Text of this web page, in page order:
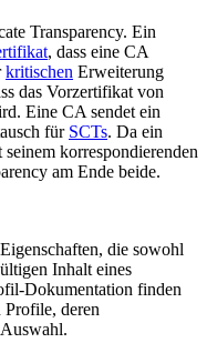
Transparency. Ein
, dass eine CA
kritischen Erweiterung
das Vorzertifikat von
Eine CA sendet ein
für SCTs. Da ein
korrespondierenden
am Ende beide.
die sowohl
Inhalt eines
Dokumentation finden
Profile, deren